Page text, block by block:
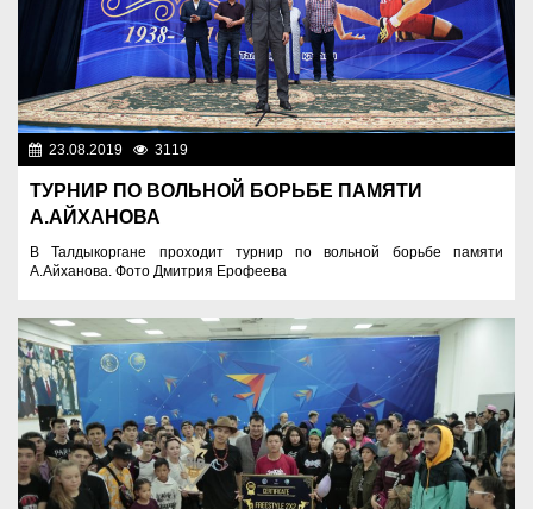
23.08.2019 3119
ТУРНИР ПО ВОЛЬНОЙ БОРЬБЕ ПАМЯТИ
А.АЙХАНОВА
В Талдыкоргане проходит турнир по вольной борьбе памяти
А.Айханова. Фото Дмитрия Ерофеева